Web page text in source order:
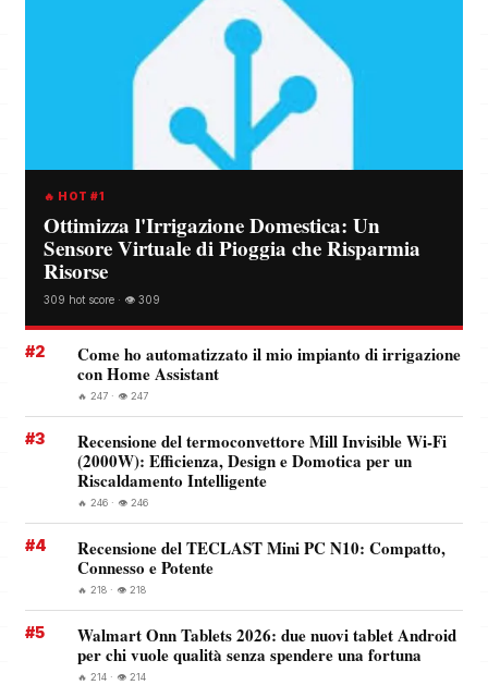
🔥 HOT #1
Ottimizza l'Irrigazione Domestica: Un
Sensore Virtuale di Pioggia che Risparmia
Risorse
309 hot score · 👁️ 309
#2
Come ho automatizzato il mio impianto di irrigazione
con Home Assistant
🔥 247 · 👁️ 247
#3
Recensione del termoconvettore Mill Invisible Wi-Fi
(2000W): Efficienza, Design e Domotica per un
Riscaldamento Intelligente
🔥 246 · 👁️ 246
#4
Recensione del TECLAST Mini PC N10: Compatto,
Connesso e Potente
🔥 218 · 👁️ 218
#5
Walmart Onn Tablets 2026: due nuovi tablet Android
per chi vuole qualità senza spendere una fortuna
🔥 214 · 👁️ 214